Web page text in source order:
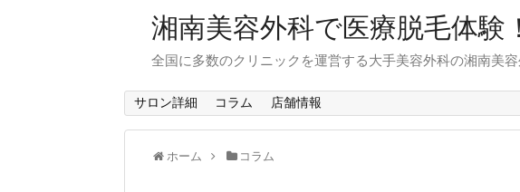
湘南美容外科で医療脱毛体験
全国に多数のクリニックを運営する大手美容外科の湘南美
サロン詳細 コラム 店舗情報
ホーム コラム